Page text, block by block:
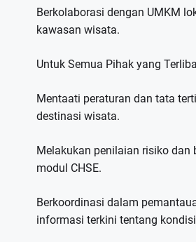
Berkolaborasi dengan UMKM
kawasan wisata.
Untuk Semua Pihak yang
Mentaati peraturan dan tata
destinasi wisata.
Melakukan penilaian risiko dan
modul CHSE.
Berkoordinasi dalam
informasi terkini tentang